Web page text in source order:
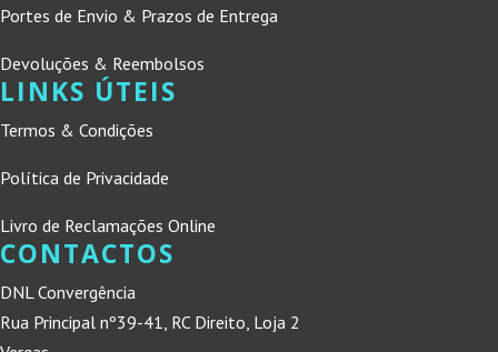
Portes de Envio & Prazos de Entrega
Devoluções & Reembolsos
LINKS ÚTEIS
Termos & Condições
Política de Privacidade
Livro de Reclamações Online
CONTACTOS
DNL Convergência
Rua Principal nº39-41, RC Direito, Loja 2